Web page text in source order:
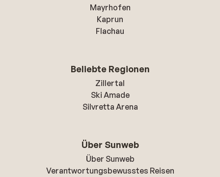
Mayrhofen
Kaprun
Flachau
Beliebte Regionen
Zillertal
Ski Amade
Silvretta Arena
Über Sunweb
Über Sunweb
Verantwortungsbewusstes Reisen